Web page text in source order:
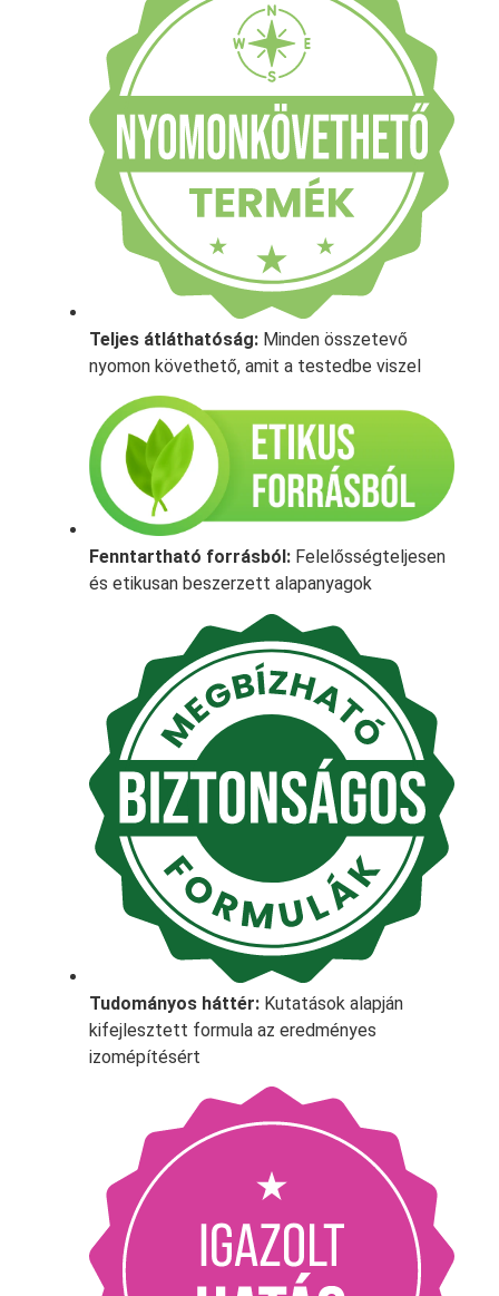
Teljes átláthatóság: Minden összetevő
nyomon követhető, amit a testedbe viszel
Fenntartható forrásból: Felelősségteljesen
és etikusan beszerzett alapanyagok
Tudományos háttér: Kutatások alapján
kifejlesztett formula az eredményes
izomépítésért